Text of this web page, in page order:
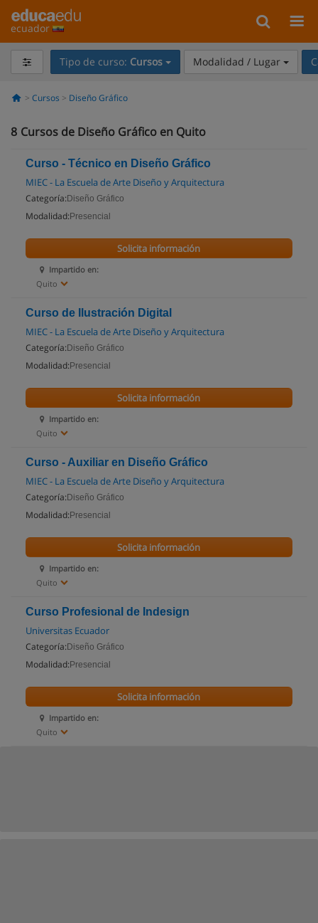
ecuador
Tipo de curso: Cursos Modalidad / Lugar
Cursos Diseño Gráfico
8 Cursos de Diseño Gráfico en Quito
Curso - Técnico en Diseño Gráfico
MIEC - La Escuela de Arte Diseño y Arquitectura
Categoría: Diseño Gráfico
Modalidad: Presencial
Impartido en:
Quito
Solicita información
Curso de Ilustración Digital
MIEC - La Escuela de Arte Diseño y Arquitectura
Categoría: Diseño Gráfico
Modalidad: Presencial
Impartido en:
Quito
Solicita información
Curso - Auxiliar en Diseño Gráfico
MIEC - La Escuela de Arte Diseño y Arquitectura
Categoría: Diseño Gráfico
Modalidad: Presencial
Impartido en:
Quito
Solicita información
Curso Profesional de Indesign
Universitas Ecuador
Categoría: Diseño Gráfico
Modalidad: Presencial
Impartido en:
Quito
Solicita información